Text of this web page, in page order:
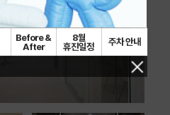
Before &
After
8월
휴진일정
주차 안내